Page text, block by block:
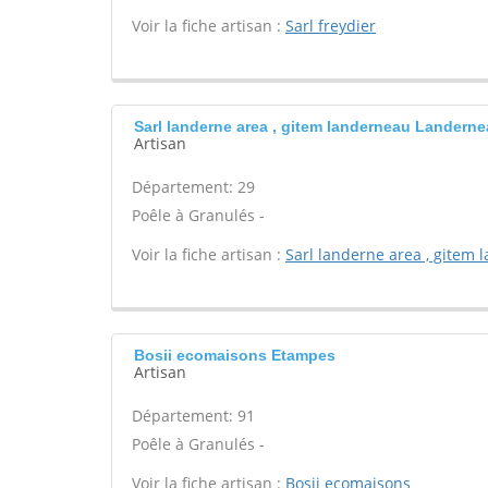
Voir la fiche artisan : Sarl freydier
Sarl landerne area , gitem landerneau
Artisan
Département: 29
Poêle à Granulés -
Voir la fiche artisan : Sarl landerne area , gitem
Bosii ecomaisons Etampes
Artisan
Département: 91
Poêle à Granulés -
Voir la fiche artisan : Bosii ecomaisons